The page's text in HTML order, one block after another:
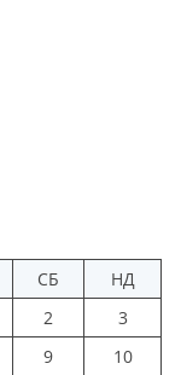
СБ
НД
2
3
9 10